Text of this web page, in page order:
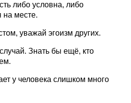
либо условна, либо
на месте.
уважай эгоизм других.
Знать бы ещё, кто
у человека слишком много